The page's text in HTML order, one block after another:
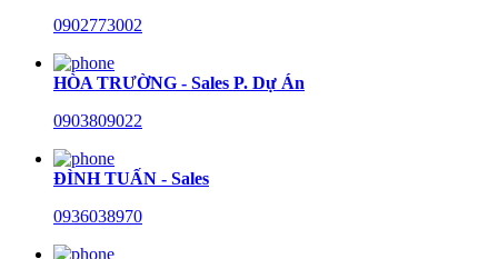
0902773002
HÒA TRƯỜNG - Sales P. Dự Án
0903809022
ĐÌNH TUẤN - Sales
0936038970